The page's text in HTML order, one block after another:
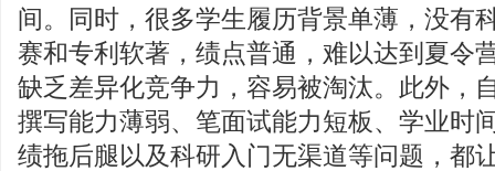
间。同时，很多学生履历背景单薄，没有
赛和专利软著，绩点普通，难以达到夏令
缺乏差异化竞争力，容易被淘汰。此外，
撰写能力薄弱、笔面试能力短板、学业时
绩拖后腿以及科研入门无渠道等问题，都